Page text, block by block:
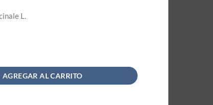
L.
- Diente de Leon #88 - Drogueria Argentina x 60cc cantidad
AGREGAR AL CARRITO